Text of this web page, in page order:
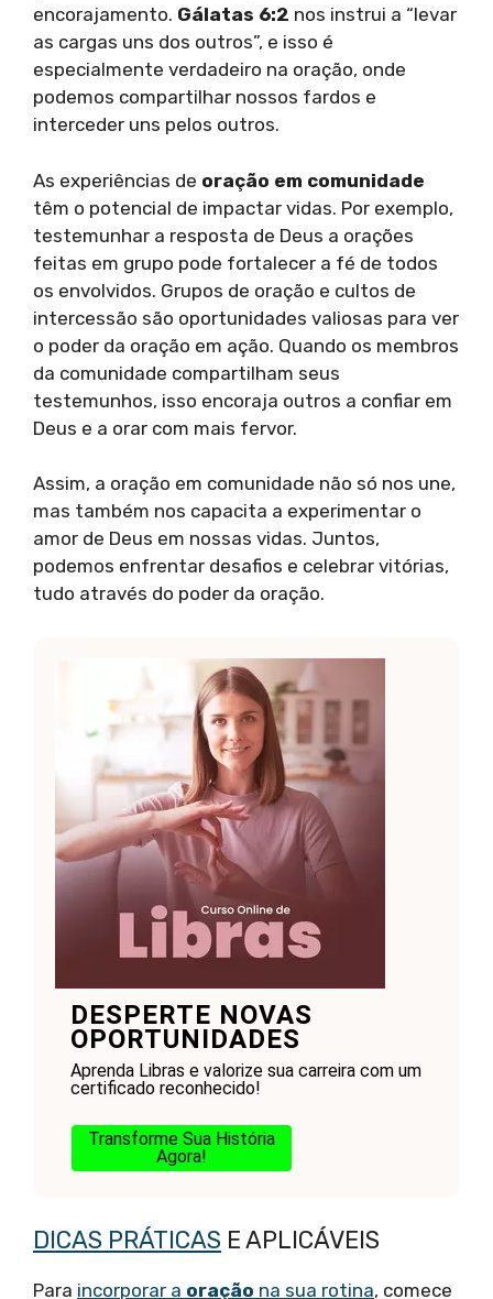
encorajamento. Gálatas 6:2 nos instrui a “levar
as cargas uns dos outros”, e isso é
especialmente verdadeiro na oração, onde
podemos compartilhar nossos fardos e
interceder uns pelos outros.
As experiências de oração em comunidade
têm o potencial de impactar vidas. Por exemplo,
testemunhar a resposta de Deus a orações
feitas em grupo pode fortalecer a fé de todos
os envolvidos. Grupos de oração e cultos de
intercessão são oportunidades valiosas para ver
o poder da oração em ação. Quando os membros
da comunidade compartilham seus
testemunhos, isso encoraja outros a confiar em
Deus e a orar com mais fervor.
Assim, a oração em comunidade não só nos une,
mas também nos capacita a experimentar o
amor de Deus em nossas vidas. Juntos,
podemos enfrentar desafios e celebrar vitórias,
tudo através do poder da oração.
DESPERTE NOVAS
OPORTUNIDADES
Aprenda Libras e valorize sua carreira com um
certificado reconhecido!
Transforme Sua História
Agora!
DICAS PRÁTICAS E APLICÁVEIS
Para incorporar a oração na sua rotina, comece